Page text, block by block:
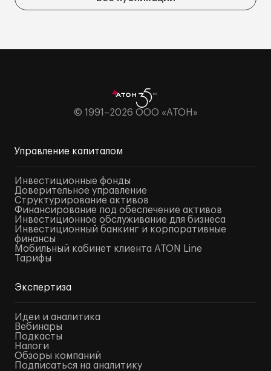
© 1991–2026 ООО «АТОН»
Управление капиталом
Инвестиционные фонды
Доверительное управление
Структурирование активов
Финансирование под обеспечение активов
Инвестиционное обслуживание для бизнеса
Инвестиционный банкинг и корпоративные
финансы
Мобильный кабинет клиента ATON Line
Тарифы
Экспертиза
Идеи и аналитика
Вебинары
Подкасты
Налоги
Обзоры компаний
Подписаться на аналитику